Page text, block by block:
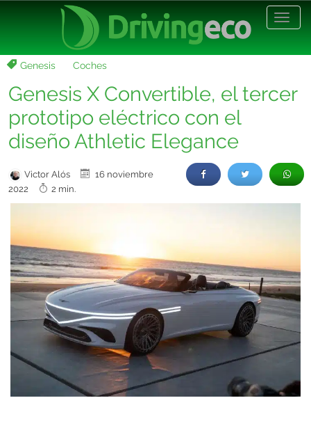
Genesis Coches
Genesis X Convertible, el tercer
prototipo eléctrico con el
diseño Athletic Elegance
Victor Alós
16 noviembre
2022
2 min.